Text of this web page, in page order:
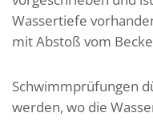
Wassertiefe
mit Abstoß vom
Schwimmprüfungen
werden, wo die